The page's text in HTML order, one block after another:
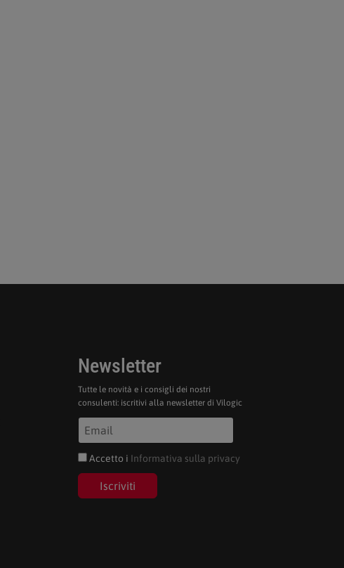
Newsletter
Tutte le novità e i consigli dei nostri
consulenti: iscritivi alla newsletter di Vilogic
Accetto i Informativa sulla privacy
Iscriviti